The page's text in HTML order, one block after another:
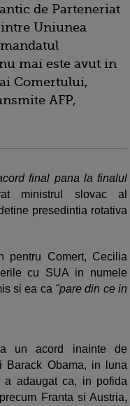
de Parteneriat
Uniunea
mai este avut in
Comertului,
AFP,
final pana la finalul
ministrul slovac al
presedintia rotativa
pentru Comert, Cecilia
cu SUA in numele
si ea ca "pare din ce in
un acord inainte de
Barack Obama, in luna
a adaugat ca, in pofida
Franta si Austria,